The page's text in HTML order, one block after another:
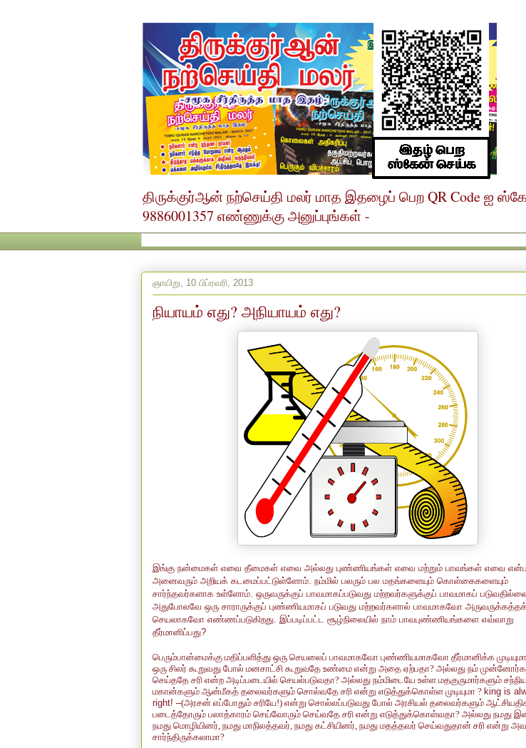
திருக்குர்ஆன் நற்செய்தி மலர் மாத இதழைப் பெற QR Code ஐ
9886001357 எண்ணுக்கு அனுப்புங்கள் -
ஞாயிறு, 10 பிப்ரவரி, 2013
நியாயம் எது? அநியாயம் எது?
இங்கு நன்மைகள் எவை தீமைகள் எவை அல்லது புண்ணியங்கள் எவை மற்றும் பாவங்கள் எவை
அனைவரும் அறியக் கடமைப்பட்டுள்ளோம். நம்மில் பலரும் பல மதங்களையும் கொள்கைகளையும்
சார்ந்தவர்களாக உள்ளோம். ஒருவருக்குப் பாவமாகப்படுவது மற்றவர்களுக்குப் பாவமாகப்
அதுபோலவே ஒரு சாராருக்குப் புண்ணியமாகப் படுவது மற்றவர்களால் பாவமாகவோ
செயலாகவோ எண்ணப்படுகிறது. இப்படிப்பட்ட சூழ்நிலையில் நாம் பாவபுண்ணியங்களை எவ்வாறு
தீர்மானிப்பது?
பெரும்பான்மைக்கு மதிப்பளித்து ஒரு செயலைப் பாவமாகவோ புண்ணியமாகவோ தீர்மானிக்க
ஒரு சிலர் கூறுவது போல் மனசாட்சி கூறுவதே உண்மை என்று அதை ஏற்பதா? அல்லது நம்
செய்ததே சரி என்ற அடிப்படையில் செயல்படுவதா? அல்லது நம்மிடையே உள்ள மதகுருமார்களும்
மகான்களும் ஆன்மீகத் தலைவர்களும் சொல்வதே சரி என்று எடுத்துக்கொள்ள முடியுமா ? king is
right! –(அரசன் எப்போதும் சரியே!) என்று சொல்லப்படுவது போல் அரசியல் தலைவர்களும்
படைத்தோரும் பலாத்காரம் செய்வோரும் செய்வதே சரி என்று எடுத்துக்கொள்வதா? அல்லது நமது
நமது மொழியினர், நமது மாநிலத்தவர், நமது கட்சியினர், நமது மதத்தவர் செய்வதுதான் சரி என்று
சார்ந்திருக்கலாமா?